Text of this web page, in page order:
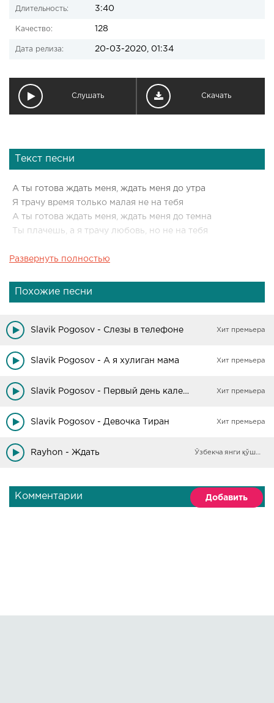
Длительность: 3:40
Качество: 128
Дата релиза: 20-03-2020, 01:34
Слушать Скачать
Текст песни
А ты готова ждать меня, ждать меня до утра
Я трачу время только малая не на тебя
А ты готова ждать меня, ждать меня до темна
Ты плачешь, а я трачу любовь, но не на тебя
А ты готова ждать меня, ждать меня до утра
А ты готова ждать меня, ждать меня до темна
Ты плачешь, а я трачу любовь, но не на тебя
Развернуть полностью
Похожие песни
Slavik Pogosov - Слезы в телефоне Хит премьера
Slavik Pogosov - А я хулиган мама Хит премьера
Slavik Pogosov - Первый день календаря Хит премьера
Slavik Pogosov - Девочка Тиран Хит премьера
Rayhon - Ждать Ўзбекча янги қўшиқлар
Комментарии Добавить